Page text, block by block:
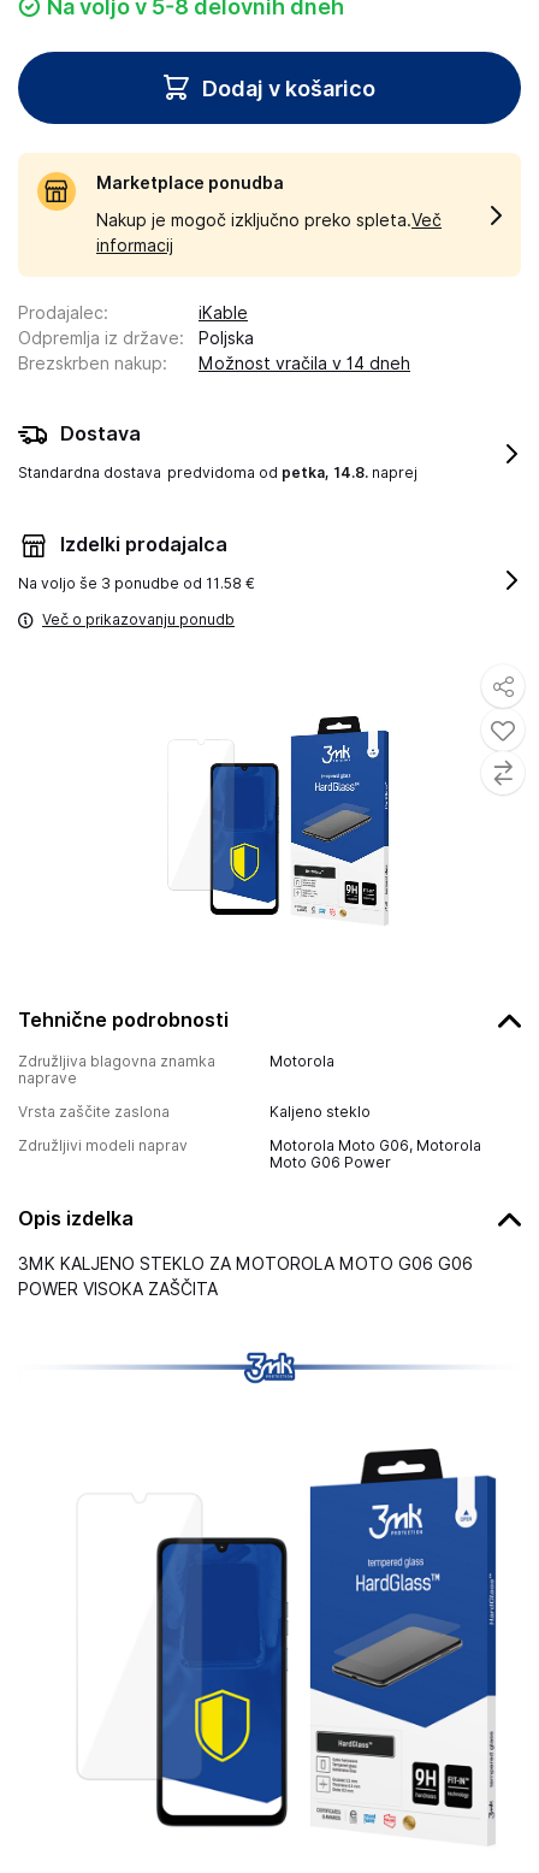
Tehnične podrobnosti
Združljiva blagovna znamka
naprave
Motorola
Vrsta zaščite zaslona
Kaljeno steklo
Združljivi modeli naprav
Motorola Moto G06, Motorola
Moto G06 Power
Opis izdelka
3MK KALJENO STEKLO ZA MOTOROLA MOTO G06 G06
POWER VISOKA ZAŠČITA
Na voljo v 5-8 delovnih dneh
Dodaj v košarico
Marketplace ponudba
Nakup je mogoč izključno preko spleta.Več
informacij
Prodajalec:
iKable
Odpremlja iz države:
Poljska
Brezskrben nakup: Možnost vračila v 14 dneh
Dostava
Standardna dostava predvidoma od petka, 14.8. naprej
Izdelki prodajalca
Na voljo še 3 ponudbe od 11.58 €
Več o prikazovanju ponudb